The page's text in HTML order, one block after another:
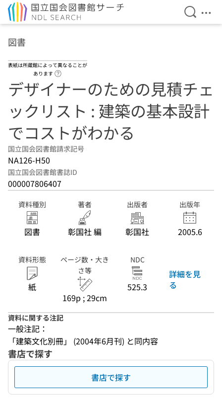
検索を
メ
図書
表紙は所蔵館によって異なることが
あります
デザイナーのための見積チェ
ックリスト : 建築の基本設計
でコストがわかる
国立国会図書館請求記号
NA126-H50
国立国会図書館書誌ID
000007806407
資料種別
図書
著者
彰国社 編
出版者
彰国社
出版年
2005.6
資料形態
紙
ページ数・大き
さ等
169p ; 29cm
NDC
525.3
詳細を見
る
資料に関する注記
一般注記：
「建築文化別冊」 (2004年6月刊) と同内容
書店で探す
書店で探す